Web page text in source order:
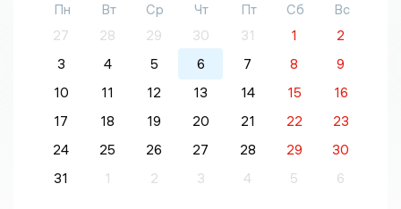
Пн Вт Ср Чт Пт Сб
Вс
27
28 29 30 31 1
2
3
4 5 6 7 8
9
10
11 12 13 14 15
16
17
18 19 20 21 22
23
24
25 26 27 28 29
30
31
1 2 3 4 5 6